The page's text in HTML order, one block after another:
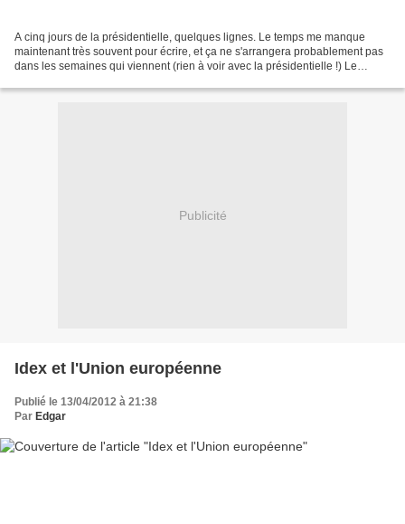
A cinq jours de la présidentielle, quelques lignes. Le temps me manque
maintenant très souvent pour écrire, et ça ne s'arrangera probablement pas
dans les semaines qui viennent (rien à voir avec la présidentielle !) Le
Publicité
Idex et l'Union européenne
Publié le 13/04/2012 à 21:38
Par Edgar